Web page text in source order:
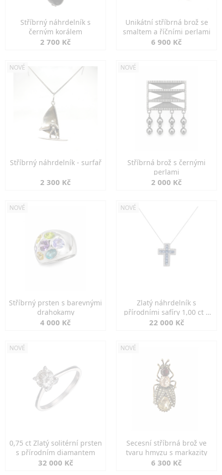
Stříbrný náhrdelník s
černým korálem
2 700 Kč
Unikátní stříbrná brož se
smaltem a říčními perlami
6 900 Kč
NOVÉ
Stříbrný náhrdelník - surfař
2 300 Kč
NOVÉ
Stříbrná brož s černými
perlami
2 000 Kč
NOVÉ
Stříbrný prsten s barevnými
drahokamy
4 000 Kč
NOVÉ
Zlatý náhrdelník s
přírodními safíry 1,00 ct a
diamanty
22 000 Kč
NOVÉ
0,75 ct Zlatý solitérní prsten
s přírodním diamantem
32 000 Kč
NOVÉ
Secesní stříbrná brož ve
tvaru hmyzu s markazity
6 300 Kč